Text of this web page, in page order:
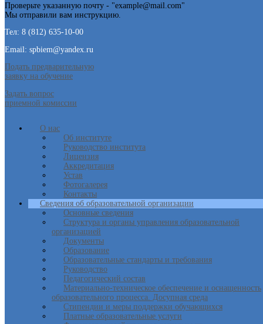
Проверьте указанную почту - "example@mail.com"
Мы отправили вам инструкцию.
Тел: 8 (812) 635-10-00
Email: spbiem@yandex.ru
Подать предварительную
заявку на обучение
Задать вопрос
приемной комиссии
О нас
Об институте
Руководство института
Лицензия
Аккредитация
Устав
Фотогалерея
Контакты
Сведения об образовательной организации
Основные сведения
Структура и органы управления образовательной
организацией
Документы
Образование
Образовательные стандарты и требования
Руководство
Педагогический состав
Материально-техническое обеспечение и оснащенность
образовательного процесса. Досупная среда
Стипендии и меры поддержки обучающихся
Платные образовательные услуги